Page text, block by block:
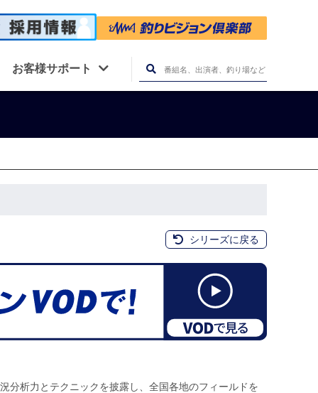
お客様サポート
シリーズに戻る
分析力とテクニックを披露し、全国各地のフィールドを